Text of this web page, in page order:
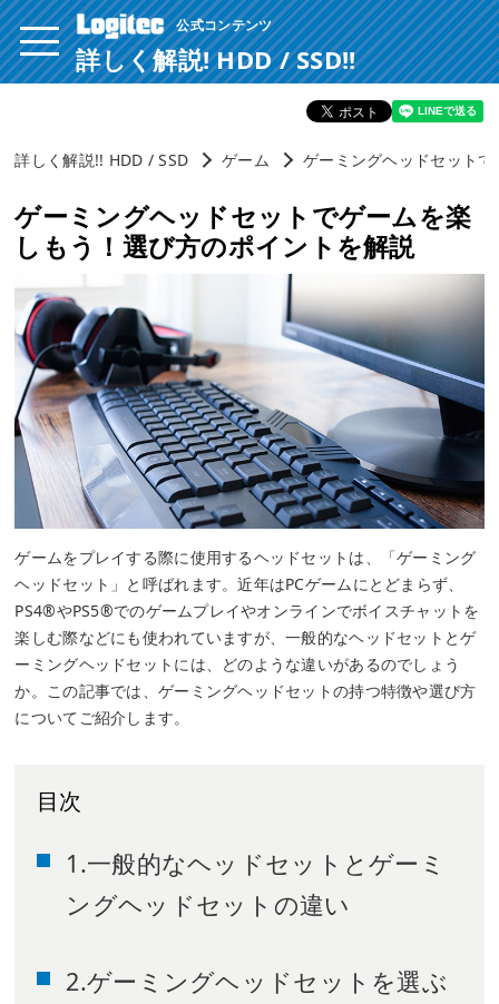
公式コンテンツ
詳しく解説! HDD / SSD!!
詳しく解説!! HDD / SSD ゲーム ゲーミングヘッドセット
ゲーミングヘッドセットでゲームを楽
しもう！選び方のポイントを解説
ゲームをプレイする際に使用するヘッドセットは、「ゲーミング
ヘッドセット」と呼ばれます。近年はPCゲームにとどまらず、
PS4®やPS5®でのゲームプレイやオンラインでボイスチャットを
楽しむ際などにも使われていますが、一般的なヘッドセットとゲ
ーミングヘッドセットには、どのような違いがあるのでしょう
か。この記事では、ゲーミングヘッドセットの持つ特徴や選び方
についてご紹介します。
目次
1.一般的なヘッドセットとゲーミ
ングヘッドセットの違い
2.ゲーミングヘッドセットを選ぶ